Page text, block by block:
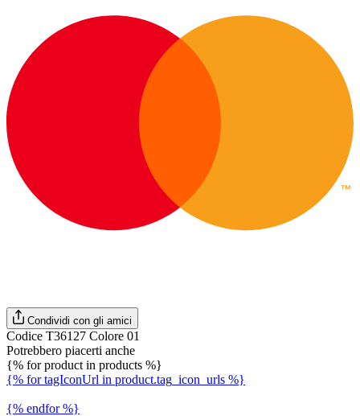
Condividi con gli amici
Codice T36127 Colore 01
Potrebbero piacerti anche
{% for product in products %}
{% for tagIconUrl in product.tag_icon_urls %}
{% endfor %}